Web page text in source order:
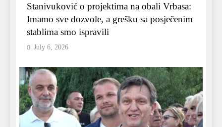
Stanivuković o projektima na obali Vrbasa:
Imamo sve dozvole, a grešku sa posječenim
stablima smo ispravili
July 6, 2026